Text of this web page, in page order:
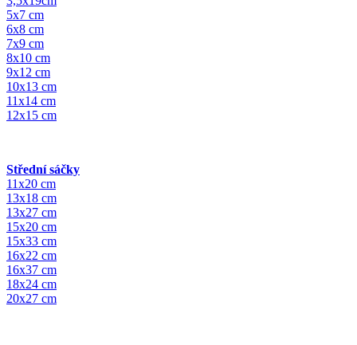
5x7 cm
6x8 cm
7x9 cm
8x10 cm
9x12 cm
10x13 cm
11x14 cm
12x15 cm
Střední sáčky
11x20 cm
13x18 cm
13x27 cm
15x20 cm
15x33 cm
16x22 cm
16x37 cm
18x24 cm
20x27 cm